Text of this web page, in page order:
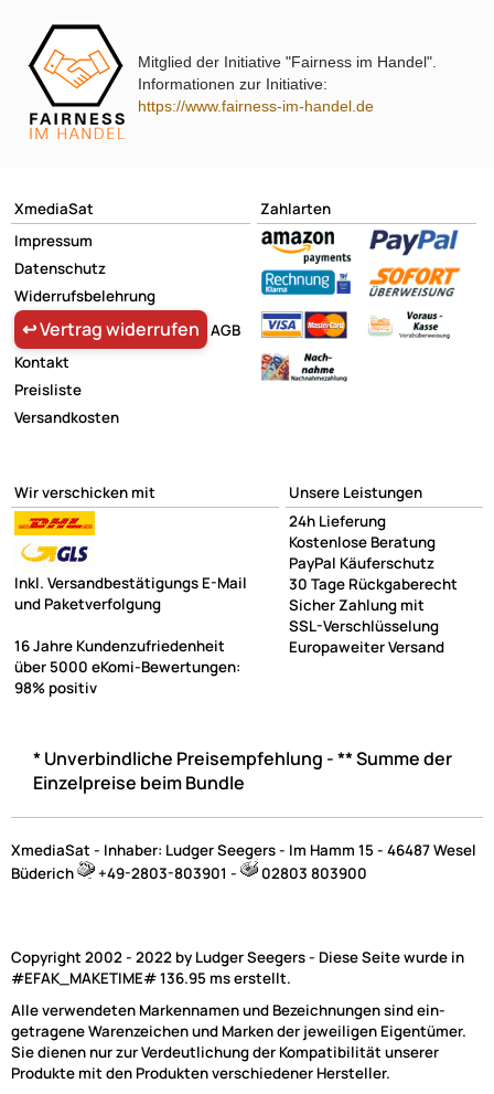
(2)
(2)
Elliot Sprühkreide 3300205 Elliot Sprühkreide - 150 ml weiß
Sprühdose weiß
UVP 6,49 € *
Preise inkl. ges. MwSt.
(€ 32,67 / l)
Haus und Garten | Sprühkreide
Mitglied der Initiative "Fairness im Handel".
Informationen zur Initiative:
https://www.fairness-im-handel.de
XmediaSat
Zahlarten
Impressum
Datenschutz
Widerrufsbelehrung
↩ Vertrag widerrufen
AGB
Kontakt
Preisliste
Versandkosten
Wir verschicken mit Unsere Leistungen
Inkl. Versandbestätigungs E-Mail
und Paketverfolgung
16 Jahre Kundenzufriedenheit
über 5000 eKomi-Bewertungen:
98% positiv
24h Lieferung
Kostenlose Beratung
PayPal Käuferschutz
30 Tage Rückgaberecht
Sicher Zahlung mit
SSL-Verschlüsselung
Europaweiter Versand
* Unverbindliche Preisempfehlung - ** Summe der
Einzelpreise beim Bundle
XmediaSat - Inhaber: Ludger Seegers - Im Hamm 15 - 46487 Wesel
Büderich
+49-2803-803901 - 02803 803900
Copyright 2002 - 2022 by Ludger Seegers - Diese Seite wurde in
#EFAK_MAKETIME# 136.95 ms erstellt.
Alle verwendeten Markennamen und Bezeichnungen sind ein-
getragene Warenzeichen und Marken der jeweiligen Eigentümer.
Sie dienen nur zur Verdeutlichung der Kompatibilität unserer
Produkte mit den Produkten verschiedener Hersteller.